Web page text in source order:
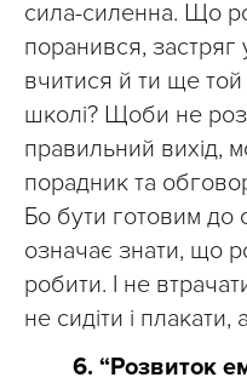
сила-силенна. Що
поранився, застряг
вчитися й ти ще
школі? Щоби не
правильний вихід,
порадник та
Бо бути готовим до
означає знати, що
робити. І не
не сидіти і плакати,
6. “Розвиток